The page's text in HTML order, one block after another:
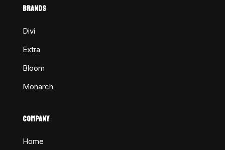
BRANDS
Divi
Extra
Bloom
Monarch
COMPANY
Home